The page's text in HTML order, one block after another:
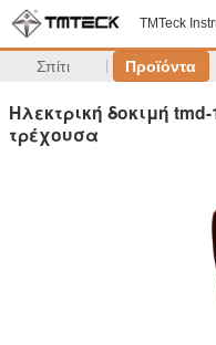
TMTeck
Σπίτι Προϊόντα
Ηλεκτρική δοκιμή
τρέχουσα